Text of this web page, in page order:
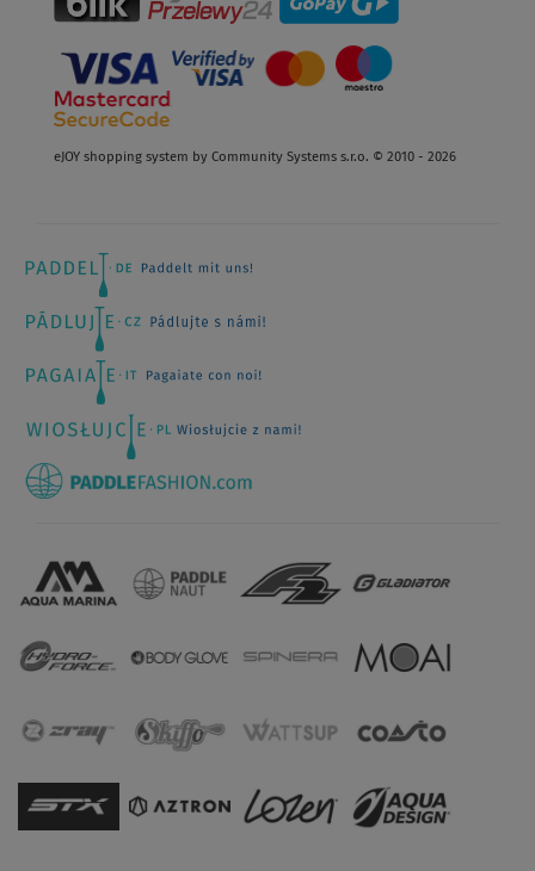
eJOY shopping system by Community Systems s.r.o. © 2010 - 2026